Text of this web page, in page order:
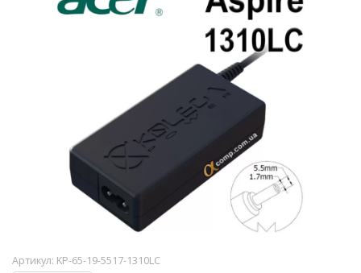
Артикул: KP-65-19-5517-1310LC